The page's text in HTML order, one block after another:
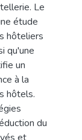
Le
étude
hôteliers
qu'une
un
à la
hôtels.
du